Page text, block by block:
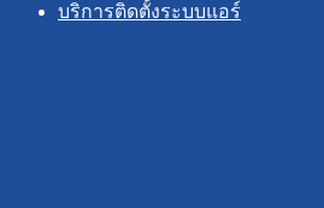
บริการติดตั้งระบบแอร์